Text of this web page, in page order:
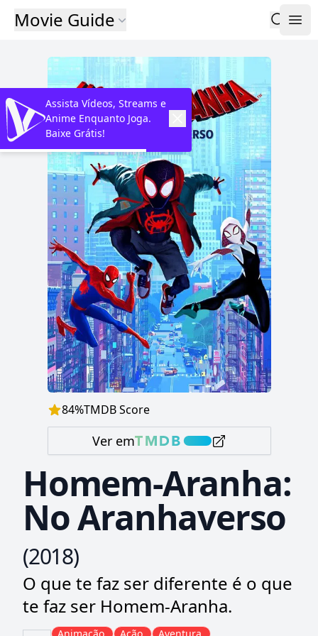
Movie Guide
84%TMDB Score
Ver em
Homem-Aranha:
No Aranhaverso
(2018)
O que te faz ser diferente é o que
te faz ser Homem-Aranha.
Assista Vídeos, Streams e
Anime Enquanto Joga.
Baixe Grátis!